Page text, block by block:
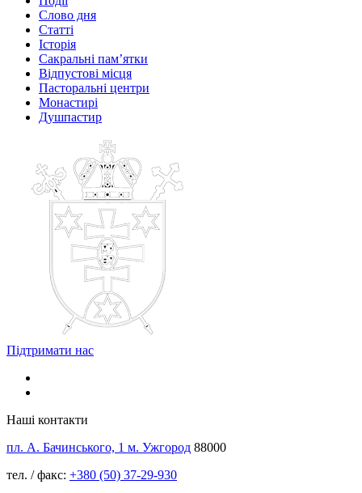
Слово дня
Статті
Історія
Сакральні пам’ятки
Відпустові місця
Пасторальні центри
Монастирі
Душпастир
Підтримати нас
Наші контакти
пл. А. Бачинського, 1 м. Ужгород 88000
тел. / факс: +380 (50) 37-29-930